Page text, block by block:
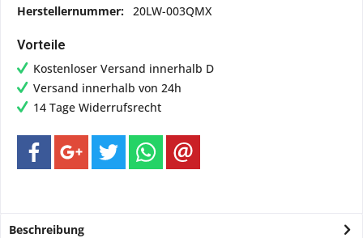
Herstellernummer: 20LW-003QMX
Vorteile
Kostenloser Versand innerhalb D
Versand innerhalb von 24h
14 Tage Widerrufsrecht
Beschreibung